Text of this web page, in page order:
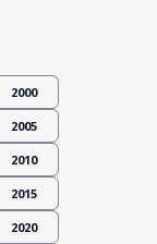
2000
2005
2010
2015
2020